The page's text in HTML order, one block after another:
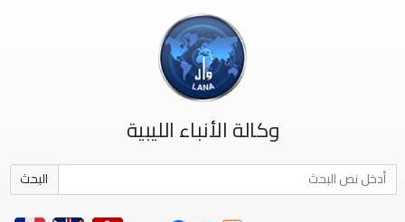
وكالة الأنباء الليبية
البحث